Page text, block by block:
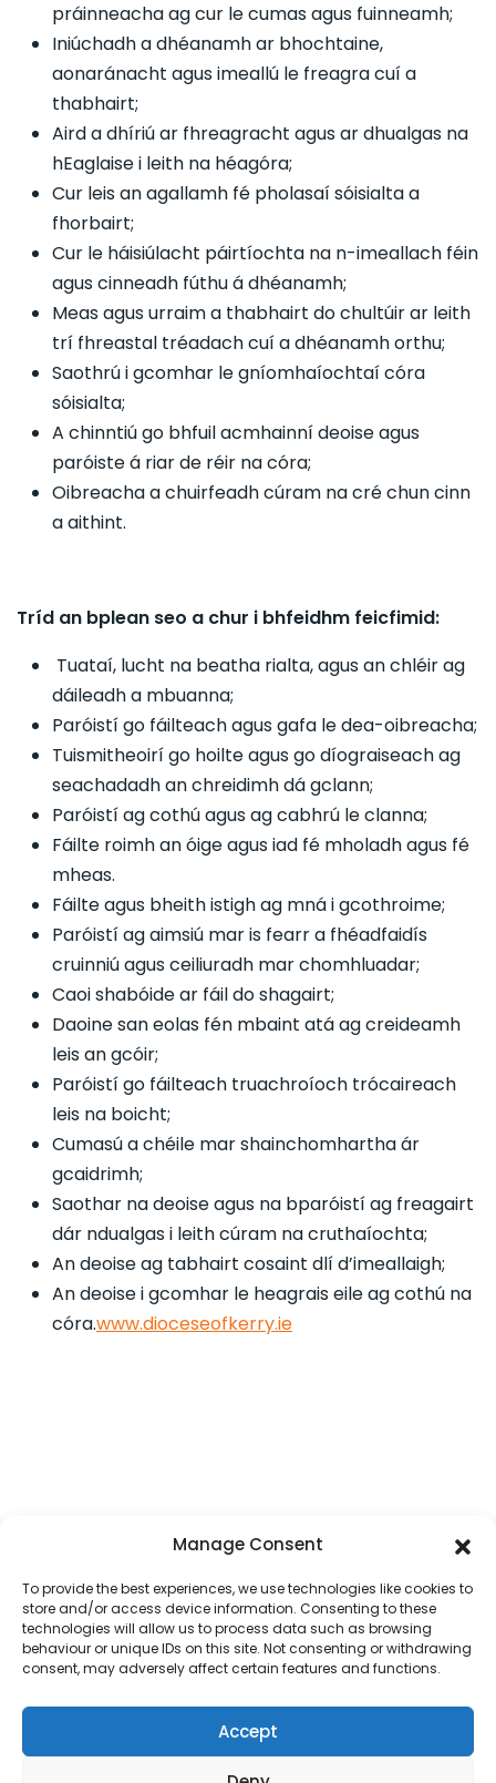
Manage Consent
To provide the best experiences, we use technologies like cookies to
store and/or access device information. Consenting to these
technologies will allow us to process data such as browsing
behaviour or unique IDs on this site. Not consenting or withdrawing
consent, may adversely affect certain features and functions.
Accept
práinneacha ag cur le cumas agus fuinneamh;
Iniúchadh a dhéanamh ar bhochtaine,
aonaránacht agus imeallú le freagra cuí a
thabhairt;
Aird a dhíriú ar fhreagracht agus ar dhualgas na
hEaglaise i leith na héagóra;
Cur leis an agallamh fé pholasaí sóisialta a
fhorbairt;
Cur le háisiúlacht páirtíochta na n-imeallach féin
agus cinneadh fúthu á dhéanamh;
Meas agus urraim a thabhairt do chultúir ar leith
trí fhreastal tréadach cuí a dhéanamh orthu;
Saothrú i gcomhar le gníomhaíochtaí córa
sóisialta;
A chinntiú go bhfuil acmhainní deoise agus
paróiste á riar de réir na córa;
Oibreacha a chuirfeadh cúram na cré chun cinn
a aithint.
Tríd an bplean seo a chur i bhfeidhm feicfimid:
Tuataí, lucht na beatha rialta, agus an chléir ag
dáileadh a mbuanna;
Paróistí go fáilteach agus gafa le dea-oibreacha;
Tuismitheoirí go hoilte agus go díograiseach ag
seachadadh an chreidimh dá gclann;
Paróistí ag cothú agus ag cabhrú le clanna;
Fáilte roimh an óige agus iad fé mholadh agus fé
mheas.
Fáilte agus bheith istigh ag mná i gcothroime;
Paróistí ag aimsiú mar is fearr a fhéadfaidís
cruinniú agus ceiliuradh mar chomhluadar;
Caoi shabóide ar fáil do shagairt;
Daoine san eolas fén mbaint atá ag creideamh
leis an gcóir;
Paróistí go fáilteach truachroíoch trócaireach
leis na boicht;
Cumasú a chéile mar shainchomhartha ár
gcaidrimh;
Saothar na deoise agus na bparóistí ag freagairt
dár ndualgas i leith cúram na cruthaíochta;
An deoise ag tabhairt cosaint dlí d’imeallaigh;
An deoise i gcomhar le heagrais eile ag cothú na
córa.www.dioceseofkerry.ie
PARISH MAPPASTORAL COUNCILS